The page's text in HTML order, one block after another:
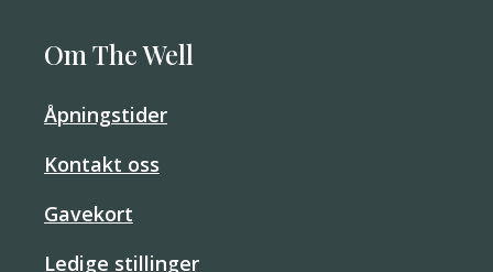
Om The Well
Åpningstider
Kontakt oss
Gavekort
Ledige stillinger